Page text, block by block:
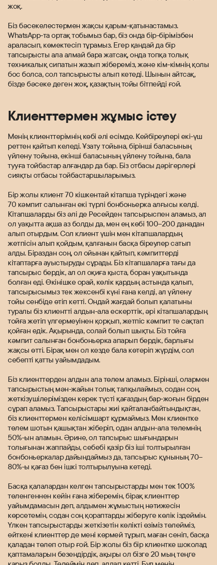
жоқ.
Біз бәсекелестермен жақсы қарым-қатынастамыз.
WhatsApp-та ортақ тобымыз бар, біз онда бір-бірімізбен
араласып, көмектесіп тұрамыз. Егер қандай да бір
тапсырысты ала алмай бара жатсақ, онда топқа толық
техникалық сипатын жазып жібереміз, және кім-кімнің қолы
бос болса, сол тапсырысты алып кетеді. Шынын айтсақ,
бізде бәсеке деген жоқ, қазақтың тойы бітпейді ғой.
Клиенттермен жұмыс істеу
Менің клиенттерімнің көбі әлі есімде. Кейбіреулері екі-үш
реттен қайтып келеді. Ұзату тойына, бірінші баласының
үйлену тойына, екінші баласының үйлену тойына, бала
тууға тойбастар алғандар да бар. Біз отбасы дәрігерлері
сияқты отбасы тойбастаршыларымыз.
Бір жолы клиент 70 кішкентай кітапша түріндегі және
70 кәмпит салынған екі түрлі бонбоньерка алғысы келді.
Кітапшаларды біз әлі де Ресейден тапсырыспен аламыз, ал
ол уақытта ақша аз болды да, мен ең көбі 100–200 данадан
алып отырдым. Сол клиент үшін мен кітапшалардың
жетпісін алып қойдым, қалғанын басқа біреулер сатып
алды. Біраздан соң, ол ойынан қайтып, кәмпиттерді
кітаптарға ауыстыруды сұрады. Біз кітапшаларға тағы да
тапсырыс бердік, ал ол оқиға қыста, боран уақытында
болған еді. Өкінішке орай, көлік қардың астында қалып,
тапсырысымыз тек жексенбі күні ғана келді, ал үйлену
тойы сенбіде өтіп кетті. Ондай жағдай болып қалатыны
туралы біз клиентті алдын-ала ескерттік, әрі кітапшалардың
тойға жетіп үлгермеуінен қорқып, жетпіс кәмпит те сақтап
қойған едік. Ақырында, солай болып шықты. Біз тойға
кәмпит салынған бонбоньерка апарып бердік, барлығы
жақсы өтті. Бірақ мен ол кезде бала көтеріп жүрдім, сол
себепті қатты уайымдадым.
Біз клиенттерден алдын ала төлем аламыз. Бірінші, олармен
тапсырыстың мән-жайын толық талқылаймыз, содан соң,
жеткізушілерімізден керек түсті қағаздың бар-жоғын бірден
сұрап аламыз. Тапсырыстары жиі қайталанбайтындықтан,
біз клиенттермен келісімшарт құрмаймыз. Мен клиентке
төлем шотын қашықтан жіберіп, одан алдын-ала төлемнің
50%-ын аламын. Әрине, ол тапсырыс шығындарын
толығынан жаппайды, себебі қазір біз іші толтырылған
бонбоньеркалар дайындаймыз да, тапсырыс құнының 70–
80%-ы қағаз бен ішкі толтырылуына кетеді.
Басқа қалалардан келген тапсырыстарды мен тек 100%
төленгеннен кейін ғана жіберемін, бірақ клиенттер
уайымдамасын деп, алдымен жұмыстың нәтижесін
көрсетемін, содан соң қораптарды жіберуге көлік іздеймін.
Үлкен тапсырыстарды жеткізетін көлікті өзіміз төлейміз,
өйткені клиенттер де мені көрмей тұрып, маған сеніп, басқа
қаладан төлеп отыр ғой. Бір жолы біз бір клиентке шоколад
қаптамаларын безендірдік, ақыры ол бізге 20 мың теңге